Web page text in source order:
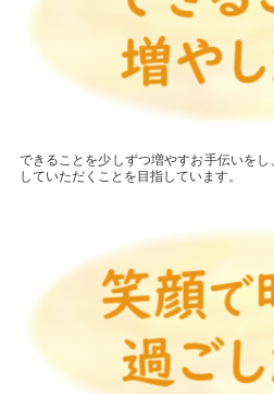
できることを少しずつ増やすお手伝いを
していただくことを目指しています。